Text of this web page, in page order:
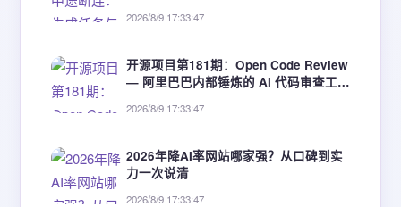
2026/8/9 17:33:47
开源项目第181期：Open Code Review
— 阿里巴巴内部锤炼的 AI 代码审查工
2026/8/9 17:33:47
2026年降AI率网站哪家强？从口碑到实
力一次说清
2026/8/9 17:33:47